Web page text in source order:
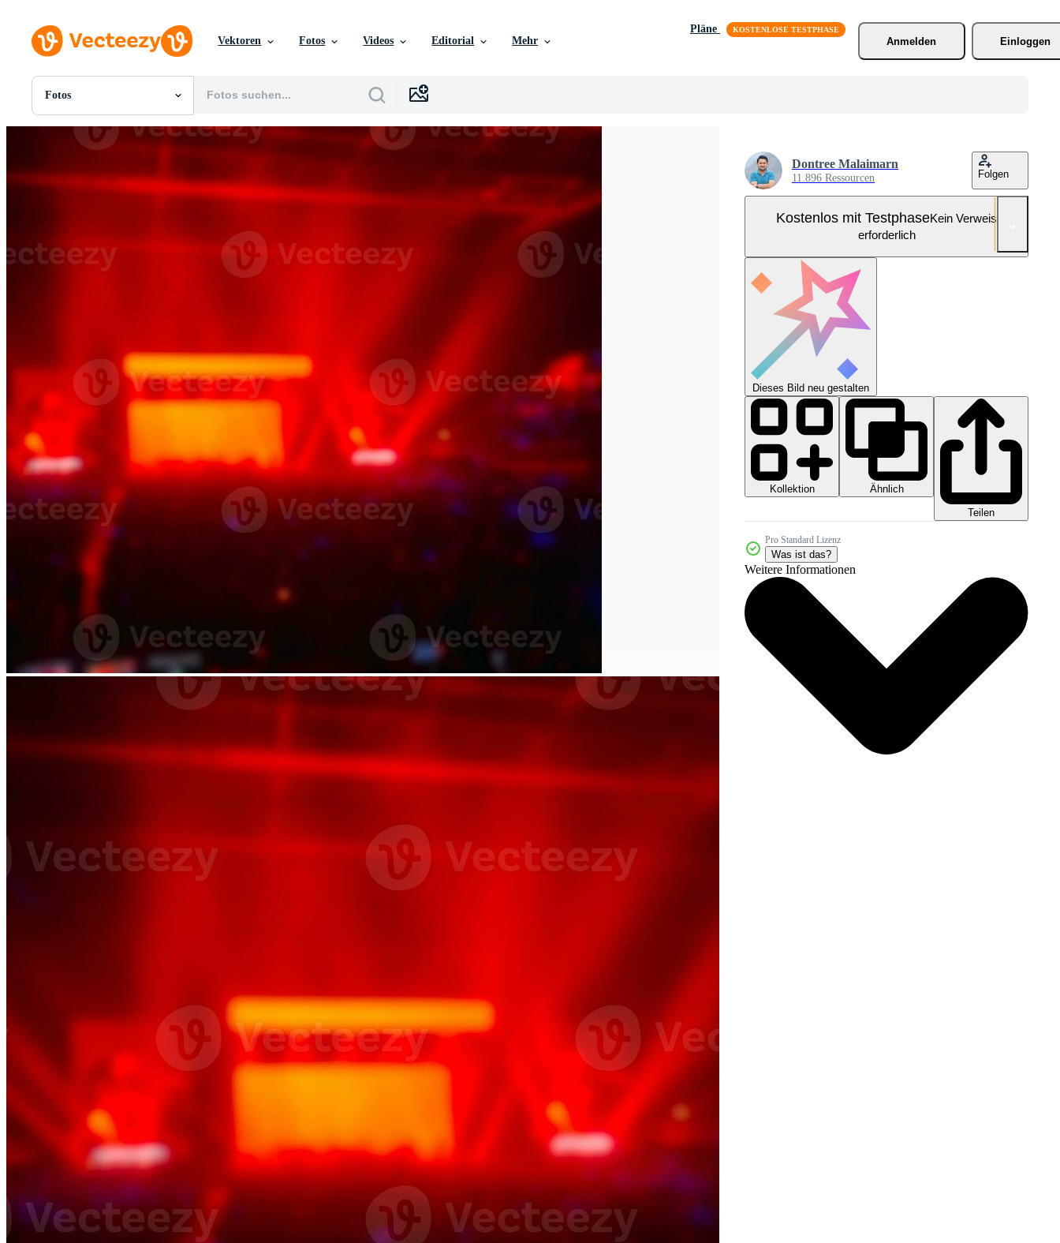
Vektoren Fotos Videos Editorial Mehr
Pläne
Anmelden
Einloggen
Fotos
Alle Bilder
Fotos
PNGs
Motion Graphics
Redaktionelle Bilder
Dontree Malaimarn
11.896 Ressourcen Folgen
Kostenlos mit TestphaseKein Verweis
erforderlich
Dieses Bild neu gestalten
Kollektion
Ähnlich
Teilen
Pro Standard Lizenz
Was ist das?
Weitere Informationen